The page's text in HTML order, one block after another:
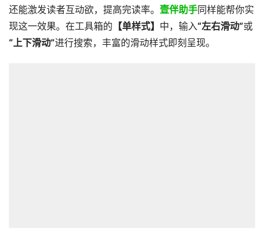
还能激发读者互动欲，提高完读率。 壹伴助手同样能帮你实
现这一效果。在工具箱的 【单样式】 中，输入“左右滑动”或
“上下滑动”进行搜索，丰富的滑动样式即刻呈现。